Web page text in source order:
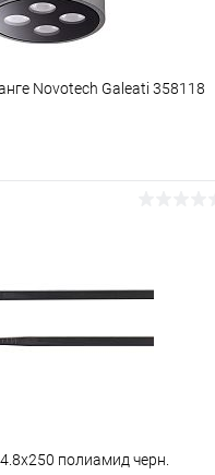
Novotech Galeati 358118
полиамид черн.